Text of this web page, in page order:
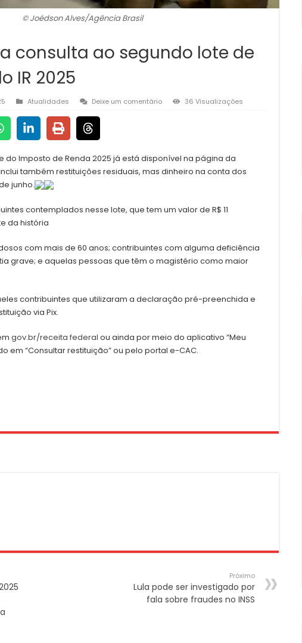
© Joédson Alves/Agência Brasil
consulta ao segundo lote de
IR 2025
Atualidades Deixe um comentário 36 Visualizações
do Imposto de Renda 2025 já está disponível na página da
também restituições residuais, mas dinheiro na conta dos
junho.
contemplados nesse lote, que tem um valor de R$ 11
da história
com mais de 60 anos; contribuintes com alguma deficiência
grave; e aquelas pessoas que têm o magistério como maior
contribuintes que utilizaram a declaração pré-preenchida e
via Pix.
gov.br/receita federal ou ainda por meio do aplicativo “Meu
em “Consultar restituição” ou pelo portal e-CAC.
Próximo
Lula pode ser investigado por
fala sobre fraudes no INSS